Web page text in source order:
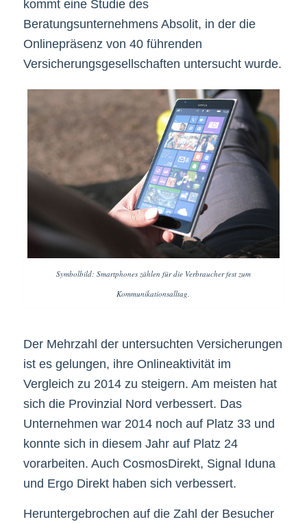
kommt eine Studie des
Beratungsunternehmens Absolit, in der die
Onlinepräsenz von 40 führenden
Versicherungsgesellschaften untersucht wurde.
Symbolbild: Smartphones zählen für die Verbraucher fest zum
Kommunikationsalltag.
Der Mehrzahl der untersuchten Versicherungen
ist es gelungen, ihre Onlineaktivität im
Vergleich zu 2014 zu steigern. Am meisten hat
sich die Provinzial Nord verbessert. Das
Unternehmen war 2014 noch auf Platz 33 und
konnte sich in diesem Jahr auf Platz 24
vorarbeiten. Auch CosmosDirekt, Signal Iduna
und Ergo Direkt haben sich verbessert.
Heruntergebrochen auf die Zahl der Besucher